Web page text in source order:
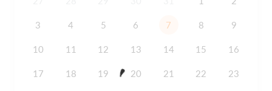
3 4 5 6 7 8 9
10 11 12 13 14 15 16
17 18 19 20 21 22 23